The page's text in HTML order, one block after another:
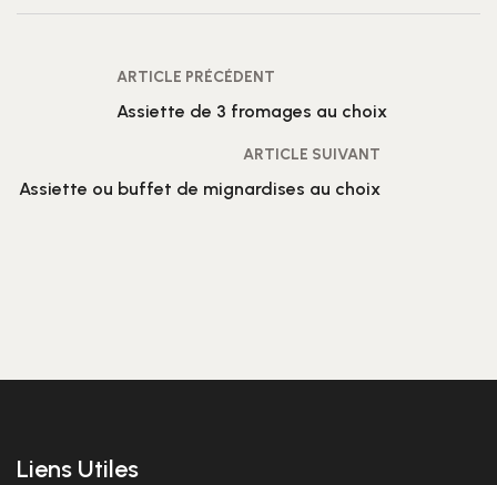
ARTICLE PRÉCÉDENT
Assiette de 3 fromages au choix
ARTICLE SUIVANT
Assiette ou buffet de mignardises au choix
Liens Utiles